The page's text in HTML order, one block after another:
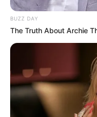
BUZZ DAY
The Truth About Archie